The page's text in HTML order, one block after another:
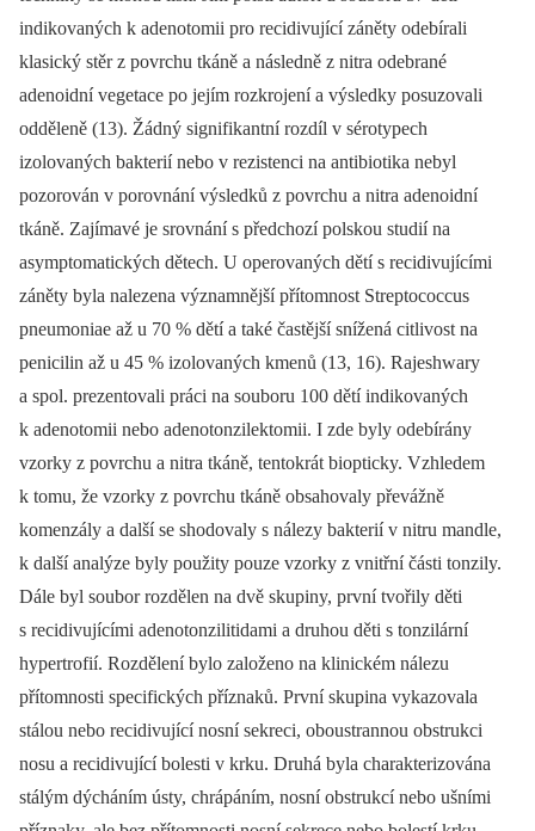
indikovaných k adenotomii pro recidivující záněty odebírali
klasický stěr z povrchu tkáně a následně z nitra odebrané
adenoidní vegetace po jejím rozkrojení a výsledky posuzovali
odděleně (13). Žádný signifikantní rozdíl v sérotypech
izolovaných bakterií nebo v rezistenci na antibiotika nebyl
pozorován v porovnání výsledků z povrchu a nitra adenoidní
tkáně. Zajímavé je srovnání s předchozí polskou studií na
asymptomatických dětech. U operovaných dětí s recidivujícími
záněty byla nalezena významnější přítomnost Streptococcus
pneumoniae až u 70 % dětí a také častější snížená citlivost na
penicilin až u 45 % izolovaných kmenů (13, 16). Rajeshwary
a spol. prezentovali práci na souboru 100 dětí indikovaných
k adenotomii nebo adenotonzilektomii. I zde byly odebírány
vzorky z povrchu a nitra tkáně, tentokrát biopticky. Vzhledem
k tomu, že vzorky z povrchu tkáně obsahovaly převážně
komenzály a další se shodovaly s nálezy bakterií v nitru mandle,
k další analýze byly použity pouze vzorky z vnitřní části tonzily.
Dále byl soubor rozdělen na dvě skupiny, první tvořily děti
s recidivujícími adenotonzilitidami a druhou děti s tonzilární
hypertrofií. Rozdělení bylo založeno na klinickém nálezu
přítomnosti specifických příznaků. První skupina vykazovala
stálou nebo recidivující nosní sekreci, oboustrannou obstrukci
nosu a recidivující bolesti v krku. Druhá byla charakterizována
stálým dýcháním ústy, chrápáním, nosní obstrukcí nebo ušními